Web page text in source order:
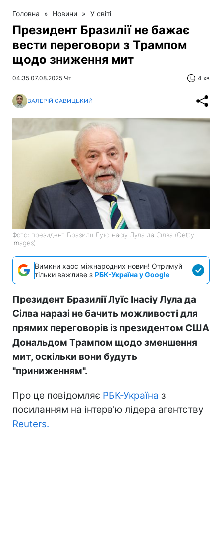
Головна » Новини » У світі
Президент Бразилії не бажає
вести переговори з Трампом
щодо зниження мит
04:35 07.08.2025 Чт 4 хв
ВАЛЕРІЙ САВИЦЬКИЙ
Фото: президент Бразилії Луїс Інасіу Лула да Сілва (Getty
Images)
Вимкни хаос міжнародних новин! Отримуй
тільки важливе з РБК-Україна у Google
Президент Бразилії Луїс Інасіу Лула да
Сілва наразі не бачить можливості для
прямих переговорів із президентом США
Дональдом Трампом щодо зменшення
мит, оскільки вони будуть
"приниженням".
Про це повідомляє РБК-Україна з
посиланням на інтерв'ю лідера агентству
Reuters.